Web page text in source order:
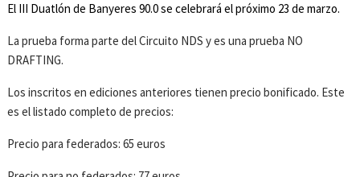
El III Duatlón de Banyeres 90.0 se celebrará el próximo 23 de marzo.
La prueba forma parte del Circuito NDS y es una prueba NO
DRAFTING.
Los inscritos en ediciones anteriores tienen precio bonificado. Este
es el listado completo de precios:
Precio para federados: 65 euros